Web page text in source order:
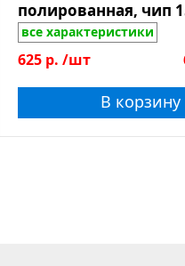
Emperador Dark
Dolomiti Bianco
Глянцевая
Зеркальная
Матовая
полированная, чип
все характеристики
625 р. /шт
В корзину